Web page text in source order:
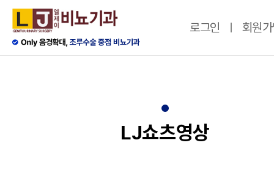
로그인 회원
LJ쇼츠영상